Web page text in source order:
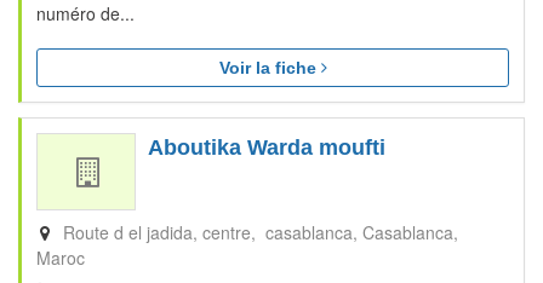
numéro de...
Voir la fiche
Aboutika Warda moufti
Route d el jadida, centre, casablanca Casablanca
Maroc